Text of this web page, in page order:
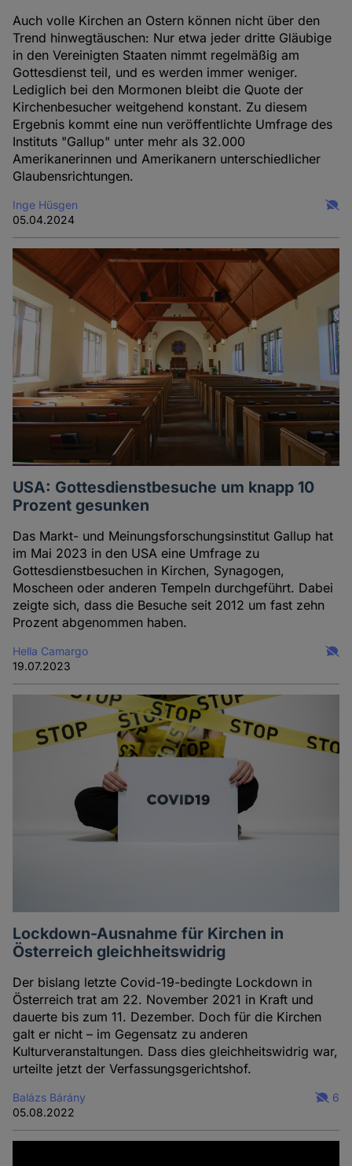
Auch volle Kirchen an Ostern können nicht über den
Trend hinwegtäuschen: Nur etwa jeder dritte Gläubige
in den Vereinigten Staaten nimmt regelmäßig am
Gottesdienst teil, und es werden immer weniger.
Lediglich bei den Mormonen bleibt die Quote der
Kirchenbesucher weitgehend konstant. Zu diesem
Ergebnis kommt eine nun veröffentlichte Umfrage des
Instituts "Gallup" unter mehr als 32.000
Amerikanerinnen und Amerikanern unterschiedlicher
Glaubensrichtungen.
Inge Hüsgen
05.04.2024
USA: Gottesdienstbesuche um knapp 10
Prozent gesunken
Das Markt- und Meinungsforschungsinstitut Gallup hat
im Mai 2023 in den USA eine Umfrage zu
Gottesdienstbesuchen in Kirchen, Synagogen,
Moscheen oder anderen Tempeln durchgeführt. Dabei
zeigte sich, dass die Besuche seit 2012 um fast zehn
Prozent abgenommen haben.
Hella Camargo
19.07.2023
Lockdown-Ausnahme für Kirchen in
Österreich gleichheitswidrig
Der bislang letzte Covid-19-bedingte Lockdown in
Österreich trat am 22. November 2021 in Kraft und
dauerte bis zum 11. Dezember. Doch für die Kirchen
galt er nicht – im Gegensatz zu anderen
Kulturveranstaltungen. Dass dies gleichheitswidrig war,
urteilte jetzt der Verfassungsgerichtshof.
Balázs Bárány
05.08.2022
6